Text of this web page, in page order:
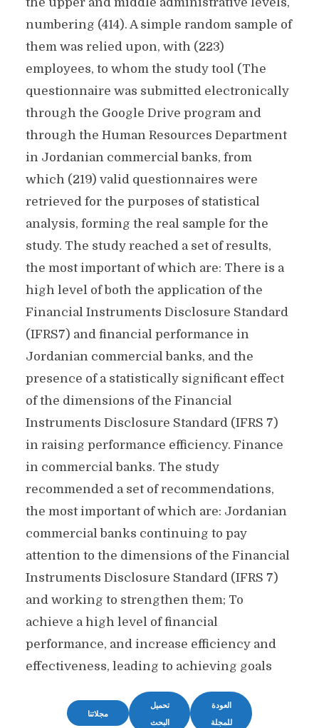
numbering (414). A simple random sample of
them was relied upon, with (223)
employees, to whom the study tool (The
questionnaire was submitted electronically
through the Google Drive program and
through the Human Resources Department
in Jordanian commercial banks, from
which (219) valid questionnaires were
retrieved for the purposes of statistical
analysis, forming the real sample for the
study. The study reached a set of results,
the most important of which are: There is a
high level of both the application of the
Financial Instruments Disclosure Standard
(IFRS7) and financial performance in
Jordanian commercial banks, and the
presence of a statistically significant effect
of the dimensions of the Financial
Instruments Disclosure Standard (IFRS 7)
in raising performance efficiency. Finance
in commercial banks. The study
recommended a set of recommendations,
the most important of which are: Jordanian
commercial banks continuing to pay
attention to the dimensions of the Financial
Instruments Disclosure Standard (IFRS 7)
and working to strengthen them; To
achieve a high level of financial
performance, and increase efficiency and
effectiveness, leading to achieving goals
العودة
للمجلة
تحميل
البحث
مجلاتنا